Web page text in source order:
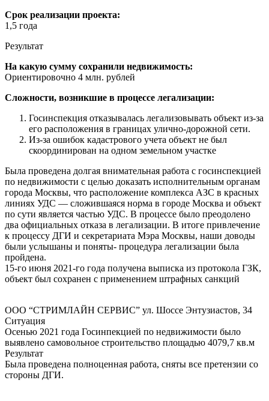
Срок реализации проекта:
1,5 года
Результат
На какую сумму сохранили недвижимость:
Ориентировочно 4 млн. рублей
Сложности, возникшие в процессе легализации:
Госинспекция отказывалась легализовывать объект из-за
его расположения в границах улично-дорожной сети.
Из-за ошибок кадастрового учета объект не был
скоординирован на одном земельном участке
Была проведена долгая внимательная работа с госинспекцией
по недвижимости с целью доказать исполнительным органам
города Москвы, что расположение комплекса АЗС в красных
линиях УДС — сложившаяся норма в городе Москва и объект
по сути является частью УДС. В процессе было преодолено
два официальных отказа в легализации. В итоге привлечение
к процессу ДГИ и секретариата Мэра Москвы, наши доводы
были услышаны и поняты- процедура легализации была
пройдена.
15-го июня 2021-го года получена выписка из протокола ГЗК,
объект был сохранен с применением штрафных санкций
ООО “СТРИМЛАЙН СЕРВИС” ул. Шоссе Энтузиастов, 34
Ситуация
Осенью 2021 года Госинпекцией по недвижимости было
выявлено самовольное строительство площадью 4079,7 кв.м
Результат
Была проведена полноценная работа, сняты все претензии со
стороны ДГИ.